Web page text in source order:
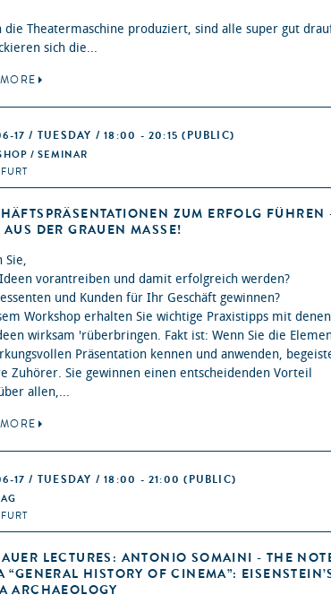
die Theatermaschine produziert, sind alle super gut
sich die...
17 / TUESDAY / 18:00 - 20:15(PUBLIC)
/ SEMINAR
ZUM ERFOLG FÜHREN
AUS DER GRAUEN MASSE!
Sie,
vorantreiben und damit erfolgreich werden?
und Kunden für Ihr Geschäft gewinnen?
Workshop erhalten Sie wichtige Praxistipps mit
wirksam 'rüberbringen. Fakt ist: Wenn Sie die
Präsentation kennen und anwenden,
Zuhörer. Sie gewinnen einen entscheidenden Vorteil
allen,...
17 / TUESDAY / 18:00 - 21:00(PUBLIC)
LECTURES: ANTONIO SOMAINI - THE
“GENERAL HISTORY OF CINEMA”:
ARCHAEOLOGY